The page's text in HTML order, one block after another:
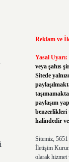
Reklam ve
Yasal Uyarı:
veya şahıs
Sitede
paylaşım
benzerlikleri
halindedir
Sitemiz,
İletişim
olarak